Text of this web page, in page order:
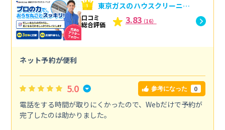
東京ガスのハウスクリーニン
グへの口コミ
口コミ
総合評価
3.83（16）
ネット予約が便利
5.0 参考になった 0
電話をする時間が取りにくかったので、Webだけで予約が
完了したのは助かりました。